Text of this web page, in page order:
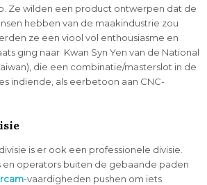
Ze wilden een product ontwerpen dat de
hebben van de maakindustrie zou
ze een viool vol enthousiasme en
ging naar Kwan Syn Yen van de National
die een combinatie/masterslot in de
indiende, als eerbetoon aan CNC-
is er ook een professionele divisie.
en operators buiten de gebaande paden
-vaardigheden pushen om iets